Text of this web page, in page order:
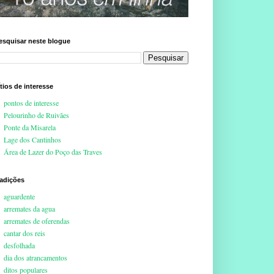
neste blogue
de interesse
pontos de interesse
Pelourinho de Ruivães
Ponte da Misarela
Lage dos Cantinhos
Área de Lazer do Poço das Traves
aguardente
arremates da agua
arremates de oferendas
cantar dos reis
desfolhada
dia dos atrancamentos
ditos populares